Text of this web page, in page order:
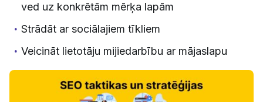
ved uz konkrētām mērķa lapām
Strādāt ar sociālajiem tīkliem
Veicināt lietotāju mijiedarbību ar mājaslapu